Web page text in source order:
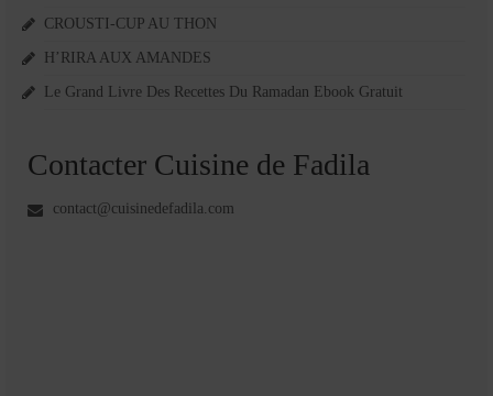
CROUSTI-CUP AU THON
H’RIRA AUX AMANDES
Le Grand Livre Des Recettes Du Ramadan Ebook Gratuit
Contacter Cuisine de Fadila
contact@cuisinedefadila.com